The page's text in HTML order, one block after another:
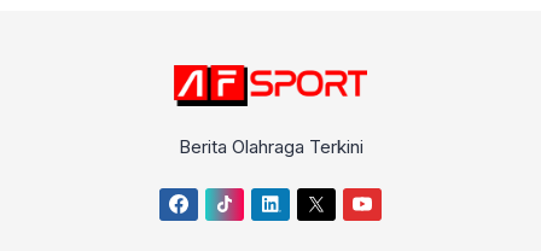
Berita Olahraga Terkini